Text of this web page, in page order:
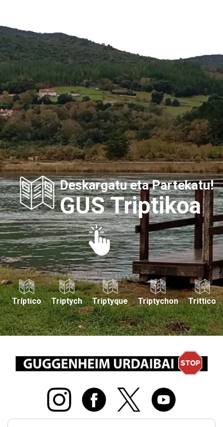
Deskargatu eta Partekatu!
GUS Triptikoa
Tríptico Triptych Triptyque Triptychon Trittico